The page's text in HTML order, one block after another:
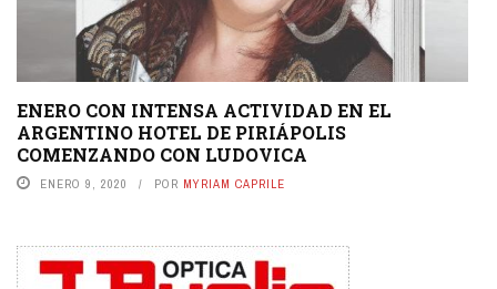
ENERO CON INTENSA ACTIVIDAD EN EL
ARGENTINO HOTEL DE PIRIÁPOLIS
COMENZANDO CON LUDOVICA
ENERO 9, 2020 POR MYRIAM CAPRILE